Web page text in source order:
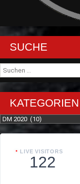
SUCHE
Suche
nach:
KATEGORIEN
Kategorien
LIVE VISITORS
122